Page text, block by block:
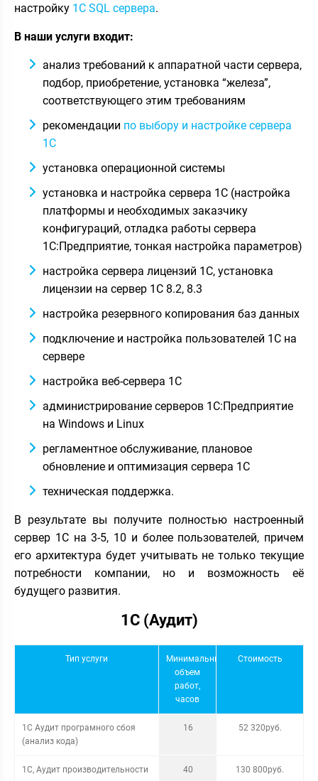
настройку 1С SQL сервера.
В наши услуги входит:
анализ требований к аппаратной части сервера,
подбор, приобретение, установка “железа”,
соответствующего этим требованиям
рекомендации по выбору и настройке сервера
1С
установка операционной системы
установка и настройка сервера 1С (настройка
платформы и необходимых заказчику
конфигураций, отладка работы сервера
1С:Предприятие, тонкая настройка параметров)
настройка сервера лицензий 1С, установка
лицензии на сервер 1С 8.2, 8.3
настройка резервного копирования баз данных
подключение и настройка пользователей 1С на
сервере
настройка веб-сервера 1С
администрирование серверов 1С:Предприятие
на Windows и Linux
регламентное обслуживание, плановое
обновление и оптимизация сервера 1С
техническая поддержка.
В результате вы получите полностью настроенный
сервер 1С на 3-5, 10 и более пользователей, причем
его архитектура будет учитывать не только текущие
потребности компании, но и возможность её
будущего развития.
1С (Аудит)
Тип услуги
Минимальный
объем
работ,
часов
Стоимость
1С Аудит програмного сбоя
(анализ кода)
16 52 320руб.
1С, Аудит производительности 40 130 800руб.